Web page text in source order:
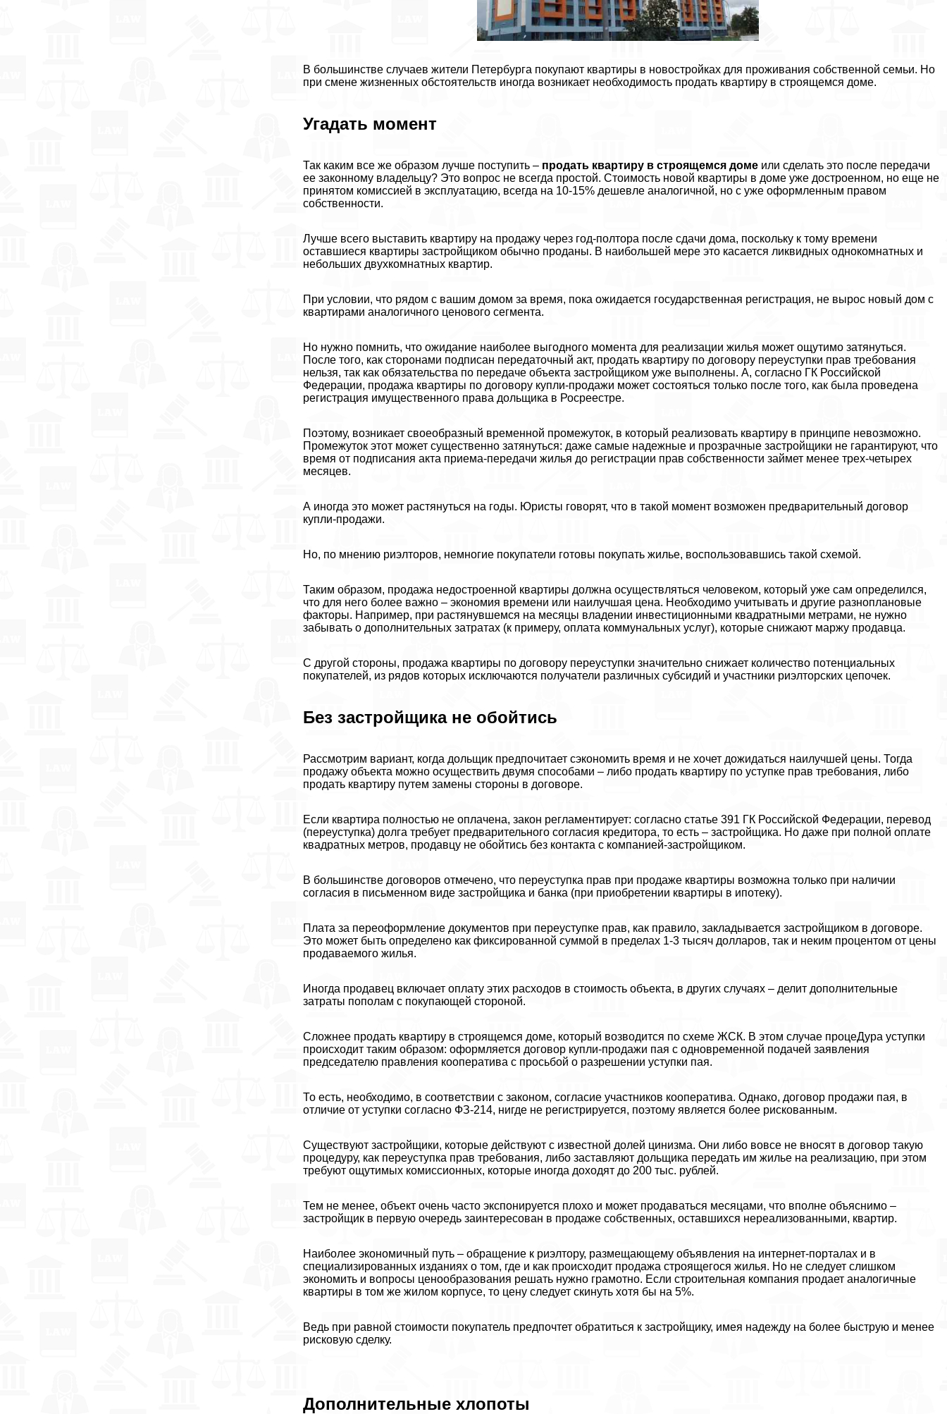
В большинстве случаев жители Петербурга покупают квартиры в новостройках для проживания собственной семьи. Но
при смене жизненных обстоятельств иногда возникает необходимость продать квартиру в строящемся доме.
Угадать момент
Так каким все же образом лучше поступить – продать квартиру в строящемся доме или сделать это после передачи
ее законному владельцу? Это вопрос не всегда простой. Стоимость новой квартиры в доме уже достроенном, но еще не
принятом комиссией в эксплуатацию, всегда на 10-15% дешевле аналогичной, но с уже оформленным правом
собственности.
Лучше всего выставить квартиру на продажу через год-полтора после сдачи дома, поскольку к тому времени
оставшиеся квартиры застройщиком обычно проданы. В наибольшей мере это касается ликвидных однокомнатных и
небольших двухкомнатных квартир.
При условии, что рядом с вашим домом за время, пока ожидается государственная регистрация, не вырос новый дом с
квартирами аналогичного ценового сегмента.
Но нужно помнить, что ожидание наиболее выгодного момента для реализации жилья может ощутимо затянуться.
После того, как сторонами подписан передаточный акт, продать квартиру по договору переуступки прав требования
нельзя, так как обязательства по передаче объекта застройщиком уже выполнены. А, согласно ГК Российской
Федерации, продажа квартиры по договору купли-продажи может состояться только после того, как была проведена
регистрация имущественного права дольщика в Росреестре.
Поэтому, возникает своеобразный временной промежуток, в который реализовать квартиру в принципе невозможно.
Промежуток этот может существенно затянуться: даже самые надежные и прозрачные застройщики не гарантируют, что
время от подписания акта приема-передачи жилья до регистрации прав собственности займет менее трех-четырех
месяцев.
А иногда это может растянуться на годы. Юристы говорят, что в такой момент возможен предварительный договор
купли-продажи.
Но, по мнению риэлторов, немногие покупатели готовы покупать жилье, воспользовавшись такой схемой.
Таким образом, продажа недостроенной квартиры должна осуществляться человеком, который уже сам определился,
что для него более важно – экономия времени или наилучшая цена. Необходимо учитывать и другие разноплановые
факторы. Например, при растянувшемся на месяцы владении инвестиционными квадратными метрами, не нужно
забывать о дополнительных затратах (к примеру, оплата коммунальных услуг), которые снижают маржу продавца.
С другой стороны, продажа квартиры по договору переуступки значительно снижает количество потенциальных
покупателей, из рядов которых исключаются получатели различных субсидий и участники риэлторских цепочек.
Без застройщика не обойтись
Рассмотрим вариант, когда дольщик предпочитает сэкономить время и не хочет дожидаться наилучшей цены. Тогда
продажу объекта можно осуществить двумя способами – либо продать квартиру по уступке прав требования, либо
продать квартиру путем замены стороны в договоре.
Если квартира полностью не оплачена, закон регламентирует: согласно статье 391 ГК Российской Федерации, перевод
(переуступка) долга требует предварительного согласия кредитора, то есть – застройщика. Но даже при полной оплате
квадратных метров, продавцу не обойтись без контакта с компанией-застройщиком.
В большинстве договоров отмечено, что переуступка прав при продаже квартиры возможна только при наличии
согласия в письменном виде застройщика и банка (при приобретении квартиры в ипотеку).
Плата за переоформление документов при переуступке прав, как правило, закладывается застройщиком в договоре.
Это может быть определено как фиксированной суммой в пределах 1-3 тысяч долларов, так и неким процентом от цены
продаваемого жилья.
Иногда продавец включает оплату этих расходов в стоимость объекта, в других случаях – делит дополнительные
затраты пополам с покупающей стороной.
Сложнее продать квартиру в строящемся доме, который возводится по схеме ЖСК. В этом случае процеДypa уступки
происходит таким образом: оформляется договор купли-продажи пая с одновременной подачей заявления
председателю правления кооператива с просьбой о разрешении уступки пая.
То есть, необходимо, в соответствии с законом, согласие участников кооператива. Однако, договор продажи пая, в
отличие от уступки согласно ФЗ-214, нигде не регистрируется, поэтому является более рискованным.
Существуют застройщики, которые действуют с известной долей цинизма. Они либо вовсе не вносят в договор такую
процедуру, как переуступка прав требования, либо заставляют дольщика передать им жилье на реализацию, при этом
требуют ощутимых комиссионных, которые иногда доходят до 200 тыс. рублей.
Тем не менее, объект очень часто экспонируется плохо и может продаваться месяцами, что вполне объяснимо –
застройщик в первую очередь заинтересован в продаже собственных, оставшихся нереализованными, квартир.
Наиболее экономичный путь – обращение к риэлтору, размещающему объявления на интернет-порталах и в
специализированных изданиях о том, где и как происходит продажа строящегося жилья. Но не следует слишком
экономить и вопросы ценообразования решать нужно грамотно. Если строительная компания продает аналогичные
квартиры в том же жилом корпусе, то цену следует скинуть хотя бы на 5%.
Ведь при равной стоимости покупатель предпочтет обратиться к застройщику, имея надежду на более быструю и менее
рисковую сделку.
Дополнительные хлопоты